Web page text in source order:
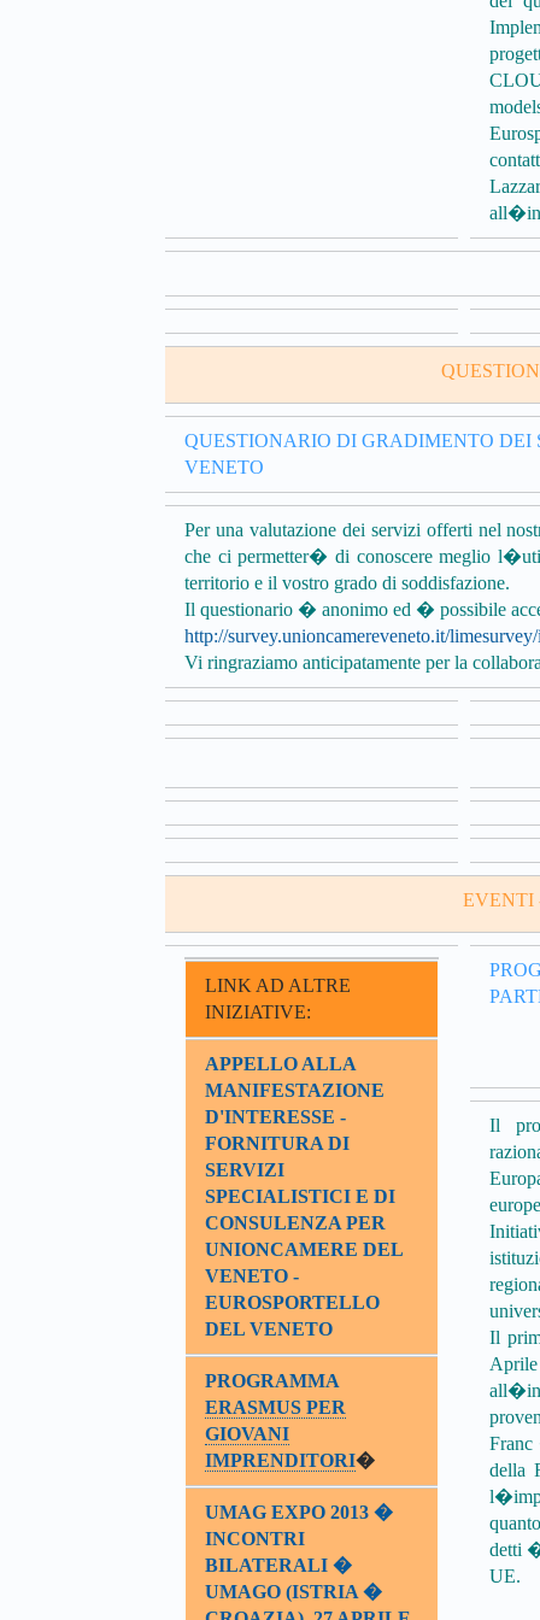
QUESTIONARIO DI GRADIMENTO DEI
VENETO
Per una valutazione dei servizi offerti nel
che ci permetter� di conoscere meglio
territorio e il vostro grado di soddisfazione.
Il questionario � anonimo ed � possibile
http://survey.unioncamereveneto.it/
Vi ringraziamo anticipatamente per la
EVENTI
LINK AD ALTRE
INIZIATIVE:
APPELLO ALLA
MANIFESTAZIONE
D'INTERESSE -
FORNITURA DI
SERVIZI
SPECIALISTICI E DI
CONSULENZA PER
UNIONCAMERE DEL
VENETO -
EUROSPORTELLO
DEL VENETO
PROGRAMMA
ERASMUS PER
GIOVANI
IMPRENDITORI�
UMAG EXPO 2013 �
INCONTRI
BILATERALI �
UMAGO (ISTRIA �
Il
Il
Franc
della
detti
UE.